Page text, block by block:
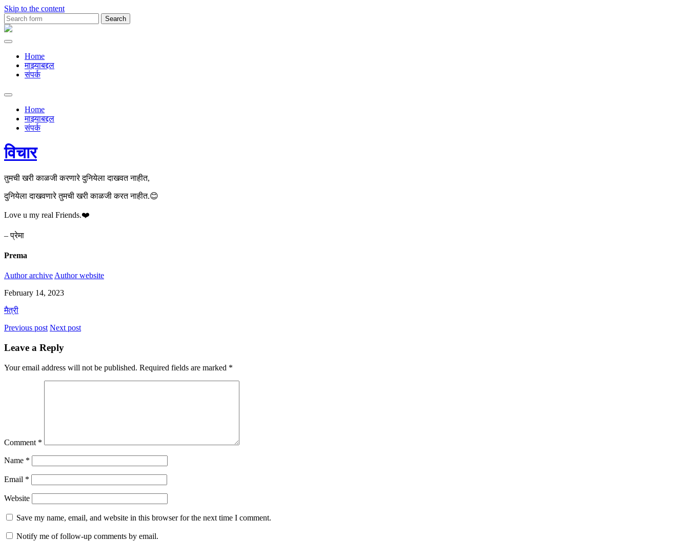
Skip to the content
Search
for:Premachya
Home
माझ्याबद्दल
संपर्क
Toggle
search
field
Home
माझ्याबद्दल
संपर्क
विचार
तुमची खरी काळजी करणारे दुनियेला दाखवत नाहीत,
दुनियेला दाखवणारे तुमची खरी काळजी करत नाहीत.😊
Love u my real Friends.❤️
– प्रेमा
Prema
Author archiveAuthor website
February 14, 2023
मैत्री
Previous post Next post
Leave a Reply
Your email address will not be published. Required fields are marked *
Comment *
Name *
Email *
Website
Save my name, email, and website in this browser for the next time I comment.
Notify me of follow-up comments by email.